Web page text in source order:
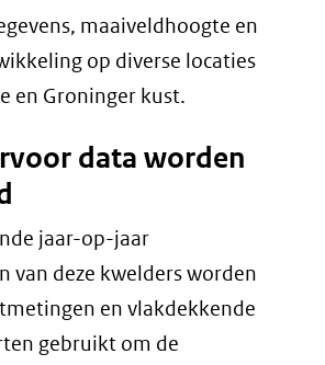
maaiveldhoogte en
op diverse locaties
en Groninger kust.
data worden
jaar-op-jaar
van deze kwelders worden
en vlakdekkende
gebruikt om de